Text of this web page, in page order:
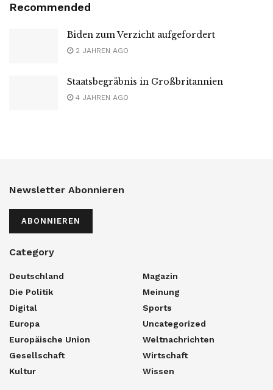
Recommended
Biden zum Verzicht aufgefordert
2 JAHREN AGO
Staatsbegräbnis in Großbritannien
4 JAHREN AGO
Newsletter Abonnieren
ABONNIEREN
Category
Deutschland
Die Politik
Digital
Europa
Europäische Union
Gesellschaft
Kultur
Magazin
Meinung
Sports
Uncategorized
Weltnachrichten
Wirtschaft
Wissen